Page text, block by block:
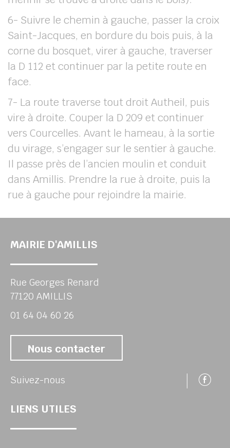
6- Suivre le chemin à gauche, passer la croix
Saint-Jacques, en bordure du bois puis, à la
corne du bosquet, virer à gauche, traverser
la D 112 et continuer par la petite route en
face.
7- La route traverse tout droit Autheil, puis
vire à droite. Couper la D 209 et continuer
vers Courcelles. Avant le hameau, à la sortie
du virage, s’engager sur le sentier à gauche.
Il passe près de l’ancien moulin et conduit
dans Amillis. Prendre la rue à droite, puis la
rue à gauche pour rejoindre la mairie.
MAIRIE D'AMILLIS
Rue Georges Renard
77120 AMILLIS
01 64 04 60 26
Nous contacter
Suivez-nous
LIENS UTILES